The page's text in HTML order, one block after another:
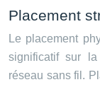
Placement
Le placement
significatif sur
réseau sans fil.